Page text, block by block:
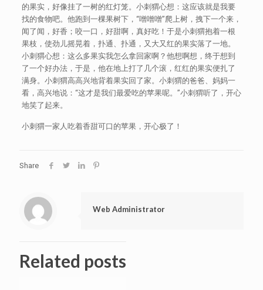
的果实，好像挂了一树的红灯笼。小刺猬心想：这应该就是我要
找的食物吧。他跑到一棵果树下，“噌噌噌”爬上树，拽下一个来，
闻了闻，好香；咬一口，好甜啊，真好吃！于是小刺猬抱着一根
果枝，使劲儿摇晃着，扑通、扑通，又大又红的果实落了一地。
小刺猬心想：这么多果实我怎么拿回家啊？他想啊想，终于想到
了一个好办法，于是，他在地上打了几个滚，红红的果实便扎了
满身。小刺猬高高兴地背着果实回了家。小刺猬的爸爸、妈妈一
看，高兴地说：“这才是我们最爱吃的苹果呢。”小刺猬听了，开心
地笑了起来。
小刺猬一家人吃着香甜可口的苹果，开心极了！
Share
Web Administrator
Related posts